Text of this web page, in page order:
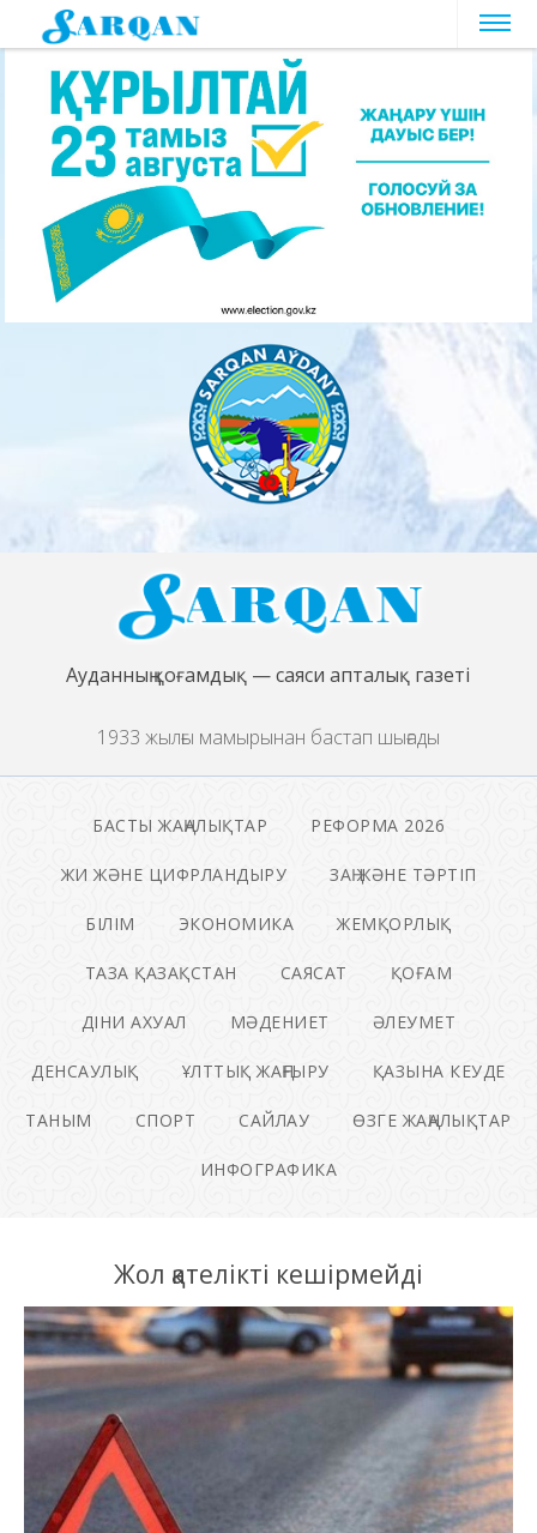
Ауданның қоғамдық — саяси апталық газеті
1933 жылғы мамырынан бастап шығады
БАСТЫ ЖАҢАЛЫҚТАР РЕФОРМА 2026
ЖИ ЖӘНЕ ЦИФРЛАНДЫРУ ЗАҢ ЖӘНЕ ТӘРТІП
БІЛІМ ЭКОНОМИКА ЖЕМҚОРЛЫҚ
ТАЗА ҚАЗАҚСТАН САЯСАТ ҚОҒАМ
ДІНИ АХУАЛ МӘДЕНИЕТ ӘЛЕУМЕТ
ДЕНСАУЛЫҚ ҰЛТТЫҚ ЖАҢҒЫРУ ҚАЗЫНА КЕУДЕ
ТАНЫМ СПОРТ САЙЛАУ ӨЗГЕ ЖАҢАЛЫҚТАР
ИНФОГРАФИКА
Жол қателікті кешірмейді